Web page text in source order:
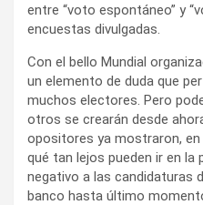
entre “voto espontáneo” y
encuestas divulgadas.
Con el bello Mundial
un elemento de duda que
muchos electores. Pero
otros se crearán desde
opositores ya mostraron,
qué tan lejos pueden ir en
negativo a las candidaturas
banco hasta último